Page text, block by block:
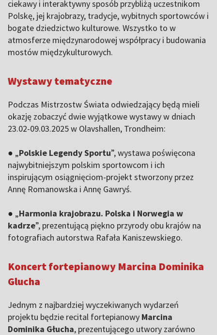
ciekawy i interaktywny sposób przybliżą uczestnikom
Polskę, jej krajobrazy, tradycje, wybitnych sportowców i
bogate dziedzictwo kulturowe. Wszystko to w
atmosferze międzynarodowej współpracy i budowania
mostów międzykulturowych.
Wystawy tematyczne
Podczas Mistrzostw Świata odwiedzający będą mieli
okazję zobaczyć dwie wyjątkowe wystawy w dniach
23.02-09.03.2025 w Olavshallen, Trondheim:
● „Polskie Legendy Sportu”, wystawa poświęcona
najwybitniejszym polskim sportowcom i ich
inspirującym osiągnięciom-projekt stworzony przez
Annę Romanowska i Annę Gawryś.
● „Harmonia krajobrazu. Polska i Norwegia w
kadrze”, prezentującą piękno przyrody obu krajów na
fotografiach autorstwa Rafała Kaniszewskiego.
Koncert fortepianowy Marcina Dominika
Glucha
Jednym z najbardziej wyczekiwanych wydarzeń
projektu będzie recital fortepianowy Marcina
Dominika Głucha, prezentującego utwory zarówno